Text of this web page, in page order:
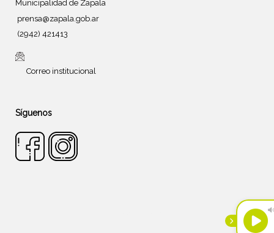
Municipalidad de Zapala
prensa@zapala.gob.ar
(2942) 421413
Correo institucional
Síguenos